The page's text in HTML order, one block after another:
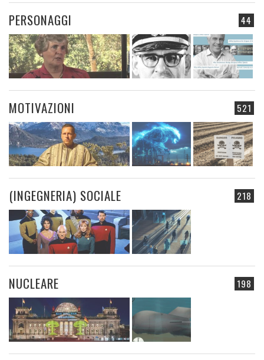
44
PERSONAGGI
521
MOTIVAZIONI
218
(INGEGNERIA) SOCIALE
198
NUCLEARE